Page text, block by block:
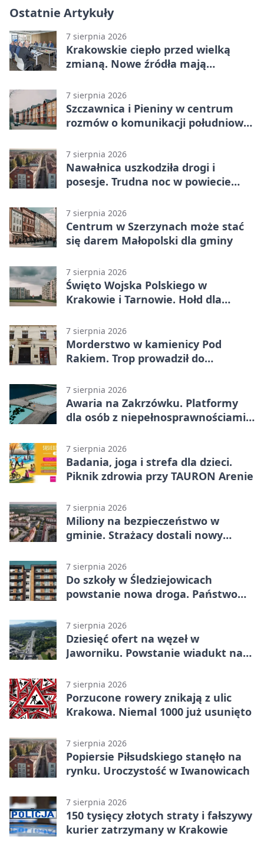
Ostatnie Artykuły
7 sierpnia 2026
Krakowskie ciepło przed wielką
zmianą. Nowe źródła mają
7 sierpnia 2026
Szczawnica i Pieniny w centrum
rozmów o komunikacji południowej
7 sierpnia 2026
Nawałnica uszkodziła drogi i
posesje. Trudna noc w powiecie
7 sierpnia 2026
Centrum w Szerzynach może stać
się darem Małopolski dla gminy
7 sierpnia 2026
Święto Wojska Polskiego w
Krakowie i Tarnowie. Hołd dla
7 sierpnia 2026
Morderstwo w kamienicy Pod
Rakiem. Trop prowadził do
7 sierpnia 2026
Awaria na Zakrzówku. Platformy
dla osób z niepełnosprawnościami
7 sierpnia 2026
Badania, joga i strefa dla dzieci.
Piknik zdrowia przy TAURON Arenie
7 sierpnia 2026
Miliony na bezpieczeństwo w
gminie. Strażacy dostali nowy
7 sierpnia 2026
Do szkoły w Śledziejowicach
powstanie nowa droga. Państwo
7 sierpnia 2026
Dziesięć ofert na węzeł w
Jaworniku. Powstanie wiadukt nad
7 sierpnia 2026
Porzucone rowery znikają z ulic
Krakowa. Niemal 1000 już usunięto
7 sierpnia 2026
Popiersie Piłsudskiego stanęło na
rynku. Uroczystość w Iwanowicach
7 sierpnia 2026
150 tysięcy złotych straty i fałszywy
kurier zatrzymany w Krakowie